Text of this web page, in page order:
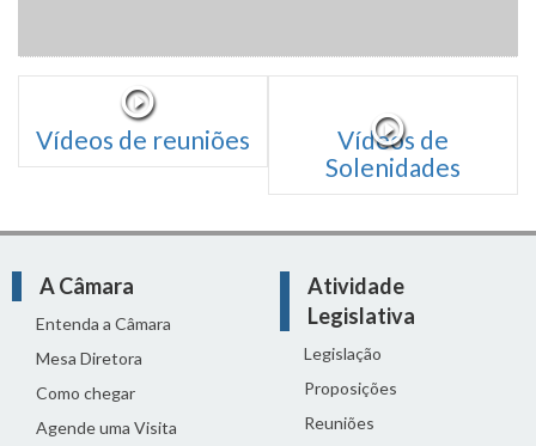
Vídeos de reuniões
Vídeos de
Solenidades
A Câmara
Entenda a Câmara
Mesa Diretora
Como chegar
Agende uma Visita
Atividade
Legislativa
Legislação
Proposições
Reuniões